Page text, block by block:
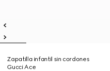
Zapatilla infantil sin cordones
Gucci Ace